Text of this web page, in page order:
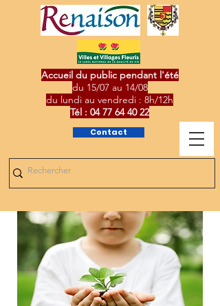
Contact
Accueil du public pendant l'été
du 15/07 au 14/08
du lundi au vendredi : 8h/12h
Tél : 04 77 64 40 22